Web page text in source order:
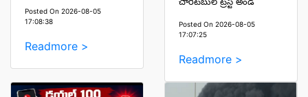
Posted On 2026-08-05
17:08:38
Readmore >
Posted On 2026-08-05
17:07:25
Readmore >